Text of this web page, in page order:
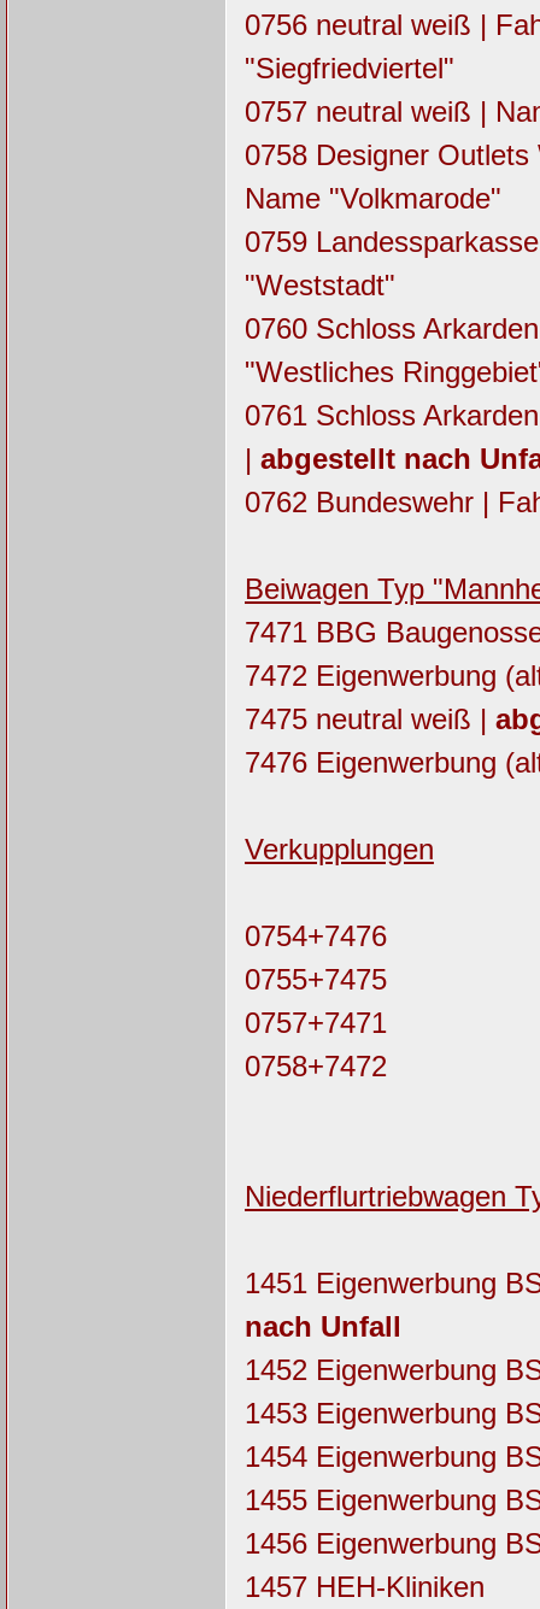
0756 neutral weiß |
"Siegfriedviertel"
0757 neutral weiß |
0758 Designer
Name "Volkmarode"
0759
"Weststadt"
0760 Schloss
"Westliches
0761 Schloss
| abgestellt nach
0762 Bundeswehr |
Beiwagen Typ
7471 BBG
7472 Eigenwerbung
7475 neutral weiß |
7476 Eigenwerbung
Verkupplungen
0754+7476
0755+7475
0757+7471
0758+7472
Niederflurtriebwagen
1451 Eigenwerbung
nach Unfall
1452 Eigenwerbung
1453 Eigenwerbung
1454 Eigenwerbung
1455 Eigenwerbung
1456 Eigenwerbung
1457 HEH-Kliniken